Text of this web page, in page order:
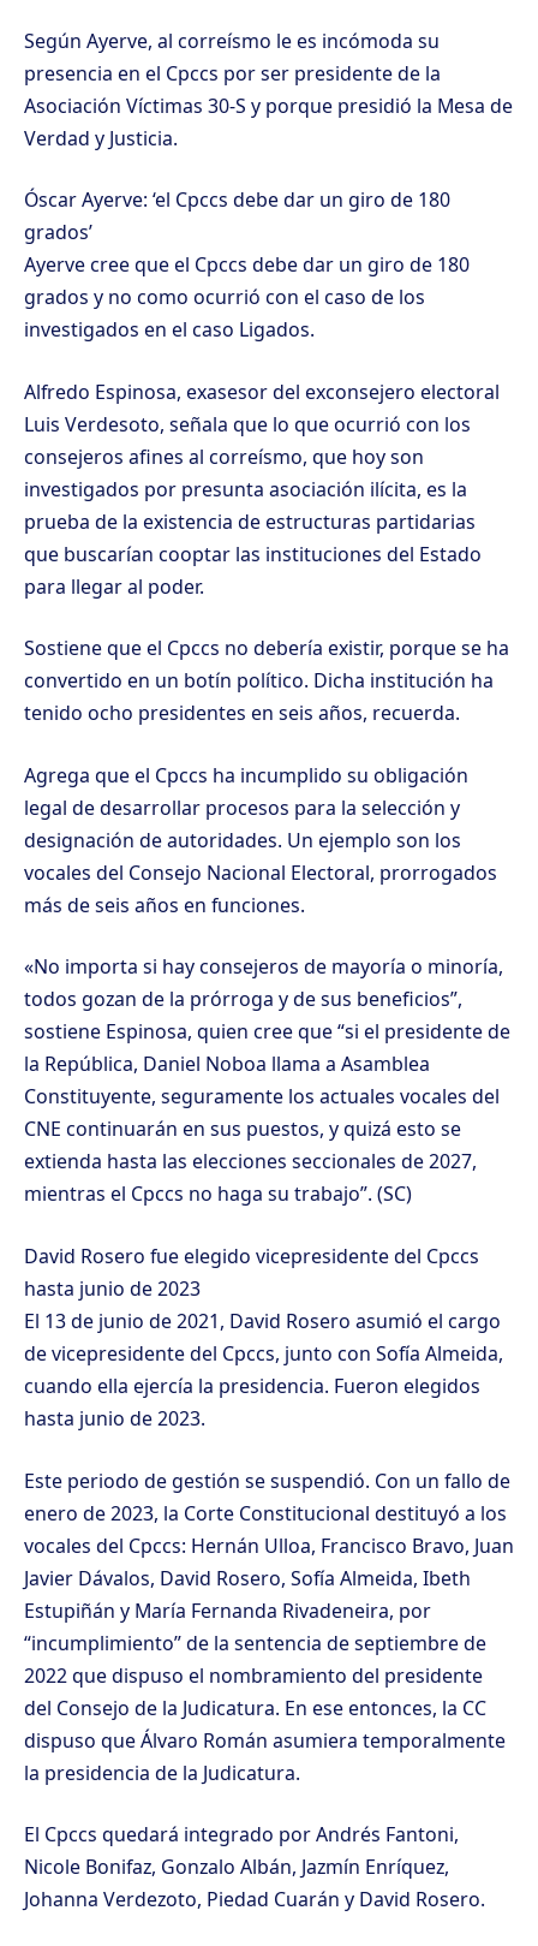
Según Ayerve, al correísmo le es incómoda su
presencia en el Cpccs por ser presidente de la
Asociación Víctimas 30-S y porque presidió la Mesa de
Verdad y Justicia.
Óscar Ayerve: ‘el Cpccs debe dar un giro de 180
grados’
Ayerve cree que el Cpccs debe dar un giro de 180
grados y no como ocurrió con el caso de los
investigados en el caso Ligados.
Alfredo Espinosa, exasesor del exconsejero electoral
Luis Verdesoto, señala que lo que ocurrió con los
consejeros afines al correísmo, que hoy son
investigados por presunta asociación ilícita, es la
prueba de la existencia de estructuras partidarias
que buscarían cooptar las instituciones del Estado
para llegar al poder.
Sostiene que el Cpccs no debería existir, porque se ha
convertido en un botín político. Dicha institución ha
tenido ocho presidentes en seis años, recuerda.
Agrega que el Cpccs ha incumplido su obligación
legal de desarrollar procesos para la selección y
designación de autoridades. Un ejemplo son los
vocales del Consejo Nacional Electoral, prorrogados
más de seis años en funciones.
«No importa si hay consejeros de mayoría o minoría,
todos gozan de la prórroga y de sus beneficios”,
sostiene Espinosa, quien cree que “si el presidente de
la República, Daniel Noboa llama a Asamblea
Constituyente, seguramente los actuales vocales del
CNE continuarán en sus puestos, y quizá esto se
extienda hasta las elecciones seccionales de 2027,
mientras el Cpccs no haga su trabajo”. (SC)
David Rosero fue elegido vicepresidente del Cpccs
hasta junio de 2023
El 13 de junio de 2021, David Rosero asumió el cargo
de vicepresidente del Cpccs, junto con Sofía Almeida,
cuando ella ejercía la presidencia. Fueron elegidos
hasta junio de 2023.
Este periodo de gestión se suspendió. Con un fallo de
enero de 2023, la Corte Constitucional destituyó a los
vocales del Cpccs: Hernán Ulloa, Francisco Bravo, Juan
Javier Dávalos, David Rosero, Sofía Almeida, Ibeth
Estupiñán y María Fernanda Rivadeneira, por
“incumplimiento” de la sentencia de septiembre de
2022 que dispuso el nombramiento del presidente
del Consejo de la Judicatura. En ese entonces, la CC
dispuso que Álvaro Román asumiera temporalmente
la presidencia de la Judicatura.
El Cpccs quedará integrado por Andrés Fantoni,
Nicole Bonifaz, Gonzalo Albán, Jazmín Enríquez,
Johanna Verdezoto, Piedad Cuarán y David Rosero.